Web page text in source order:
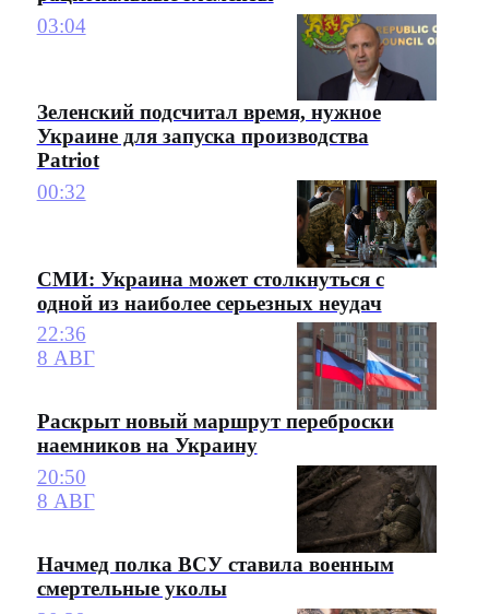
03:04
Зеленский подсчитал время, нужное
Украине для запуска производства
Patriot
00:32
СМИ: Украина может столкнуться с
одной из наиболее серьезных неудач
22:36
8 АВГ
Раскрыт новый маршрут переброски
наемников на Украину
20:50
8 АВГ
Начмед полка ВСУ ставила военным
смертельные уколы